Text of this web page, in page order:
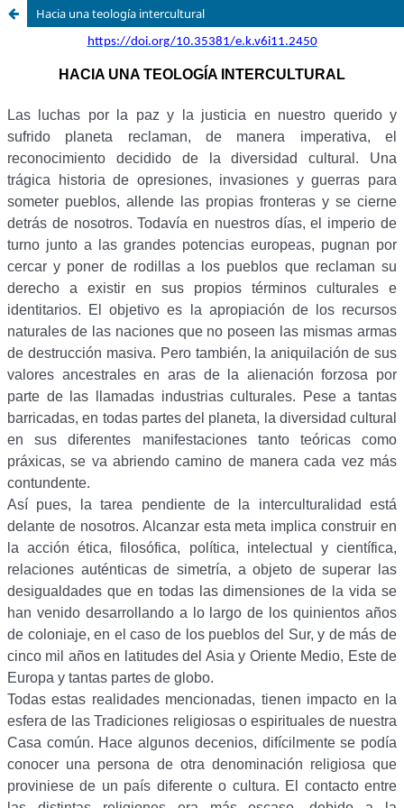
Hacia una teología intercultural